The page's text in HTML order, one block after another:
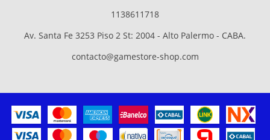
1138611718
Av. Santa Fe 3253 Piso 2 St: 2004 - Alto Palermo - CABA.
contacto@gamestore-shop.com